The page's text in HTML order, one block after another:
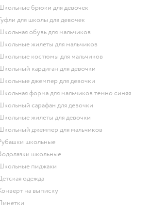
Школьные брюки для девочек
Туфли для школы для девочек
Школьная обувь для мальчиков
Школьные жилеты для мальчиков
Школьные костюмы для мальчиков
Школьный кардиган для девочки
Школьные джемпер для девочки
Школьная форма для мальчиков темно синяя
Школьный сарафан для девочки
Школьные жилеты для девочки
Школьный джемпер для мальчиков
Рубашки школьные
Водолазки школьные
Школьные пиджаки
Детская одежда
Конверт на выписку
Пинетки